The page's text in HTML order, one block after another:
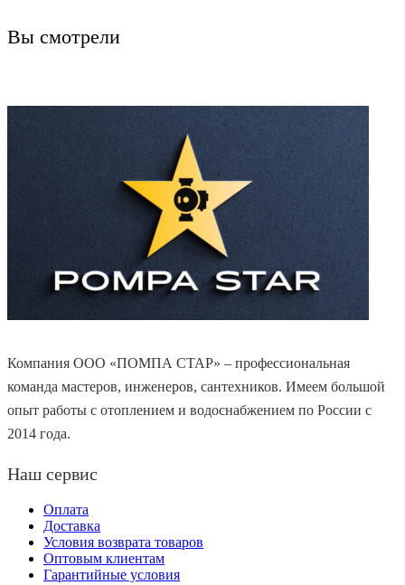
Вы смотрели
Компания ООО «ПОМПА СТАР» – профессиональная
команда мастеров, инженеров, сантехников. Имеем большой
опыт работы с отоплением и водоснабжением по России с
2014 года.
Наш сервис
Оплата
Доставка
Условия возврата товаров
Оптовым клиентам
Гарантийные условия